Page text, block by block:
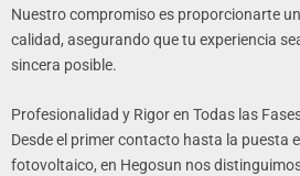
Nuestro compromiso es proporcionarte
calidad, asegurando que tu experiencia
sincera posible.
Profesionalidad y Rigor en Todas las
Desde el primer contacto hasta la puesta
fotovoltaico, en Hegosun nos